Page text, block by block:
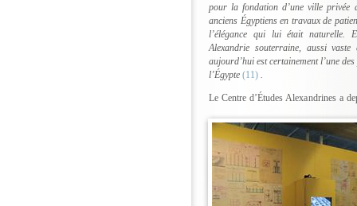
pour la fondation d’une ville privée
anciens Égyptiens en travaux de
l’élégance qui lui était naturelle.
Alexandrie souterraine, aussi
aujourd’hui est certainement l’une
l’Égypte (11) .
Le Centre d’Études Alexandrines a